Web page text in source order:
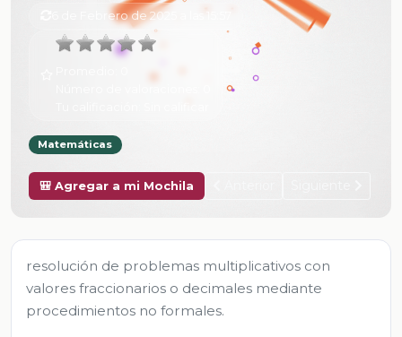
6 de Febrero de 2025 a las 15:57
Matemáticas
🎒 Agregar a mi Mochila
resolución de problemas multiplicativos con
valores fraccionarios o decimales mediante
procedimientos no formales.